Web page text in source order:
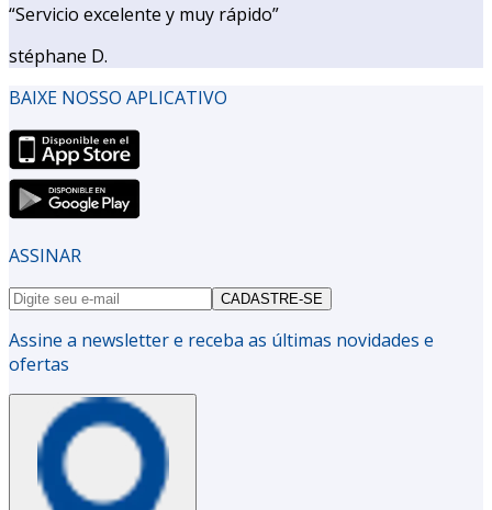
“Servicio excelente y muy rápido”
stéphane D.
BAIXE NOSSO APLICATIVO
ASSINAR
CADASTRE-SE
Assine a newsletter e receba as últimas novidades e
ofertas